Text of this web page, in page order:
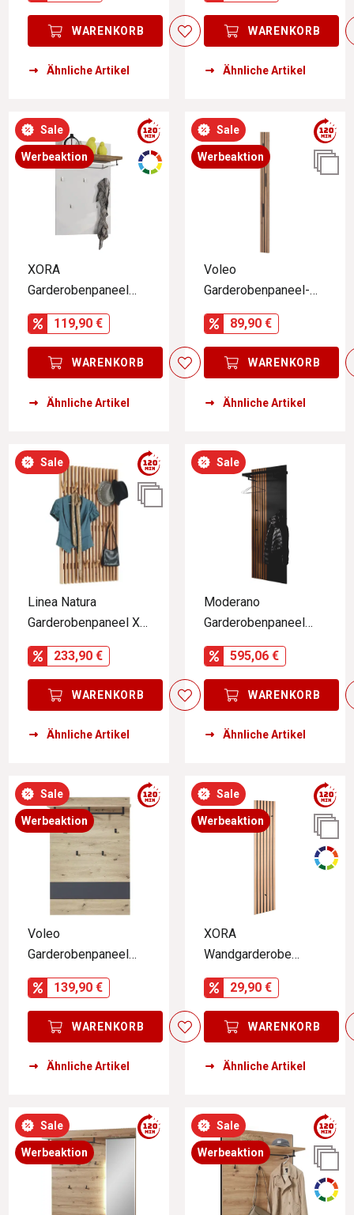
WARENKORB
Ähnliche Artikel
WARENKORB
Ähnliche Artikel
Sale
Werbeaktion
XORA
Garderobenpaneel
IDEA
119,90 €
WARENKORB
Ähnliche Artikel
Sale
Werbeaktion
Voleo
Garderobenpaneel-
Leiste DIANA
89,90 €
WARENKORB
Ähnliche Artikel
Sale
Linea Natura
Garderobenpaneel XL
STUDIO LINE
233,90 €
WARENKORB
Ähnliche Artikel
Sale
Moderano
Garderobenpaneel
ARTA
595,06 €
WARENKORB
Ähnliche Artikel
Sale
Werbeaktion
Voleo
Garderobenpaneel
DETROIT
139,90 €
WARENKORB
Ähnliche Artikel
Sale
Werbeaktion
XORA
Wandgarderobe
schmal GRACE
29,90 €
WARENKORB
Ähnliche Artikel
Sale
Werbeaktion
Sale
Werbeaktion